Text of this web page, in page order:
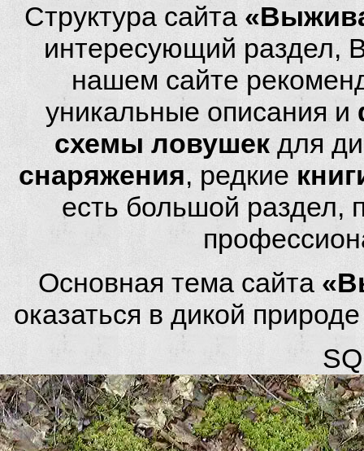
Структура сайта
интересующий раздел,
нашем сайте
уникальные описания и
схемы ловушек для
снаряжения, редкие
есть большой
Основная тема сайта
оказаться в дикой